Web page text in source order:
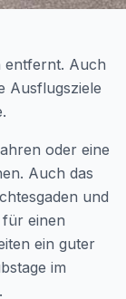
entfernt. Auch
Ausflugsziele
oder eine
Auch das
und
einen
ein guter
im